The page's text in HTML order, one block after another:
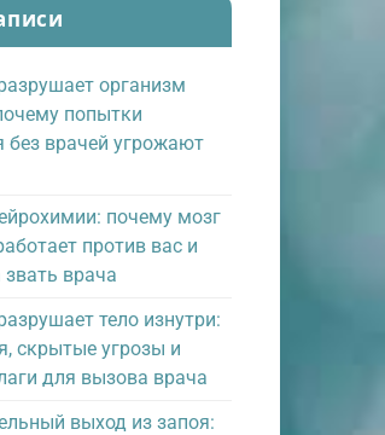
организм
попытки
без врачей угрожают
почему мозг
против вас и
врача
тело изнутри:
скрытые угрозы и
для вызова врача
выход из запоя: